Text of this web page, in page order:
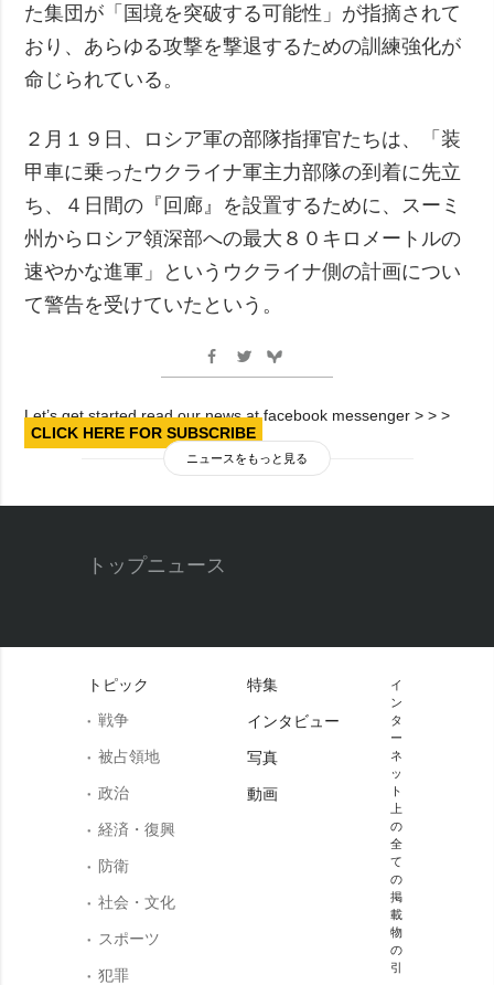
た集団が「国境を突破する可能性」が指摘されて
おり、あらゆる攻撃を撃退するための訓練強化が
命じられている。
２月１９日、ロシア軍の部隊指揮官たちは、「装
甲車に乗ったウクライナ軍主力部隊の到着に先立
ち、４日間の『回廊』を設置するために、スーミ
州からロシア領深部への最大８０キロメートルの
速やかな進軍」というウクライナ側の計画につい
て警告を受けていたという。
Let’s get started read our news at facebook messenger > > >
CLICK HERE FOR SUBSCRIBE
ニュースをもっと見る
トップニュース
トピック
戦争
被占領地
政治
経済・復興
防衛
社会・文化
スポーツ
犯罪
特集
インタビュー
写真
動画
イ
ン
タ
ー
ネ
ッ
ト
上
の
全
て
の
掲
載
物
の
引